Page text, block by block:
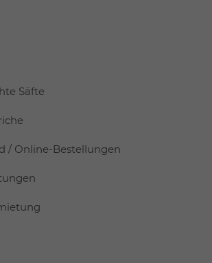
Säfte
/ Online-Bestellungen